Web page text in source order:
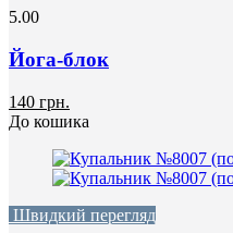
5.00
Йога-блок
140 грн.
До кошика
Швидкий перегляд